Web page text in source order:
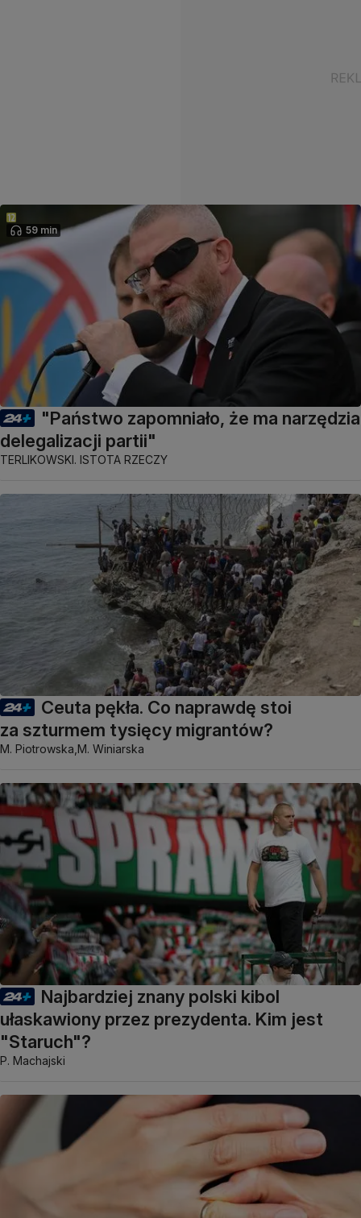
59 min
"Państwo zapomniało, że ma narzędzia
delegalizacji partii"
TERLIKOWSKI. ISTOTA RZECZY
Ceuta pękła. Co naprawdę stoi
za szturmem tysięcy migrantów?
M. Piotrowska, M. Winiarska
Najbardziej znany polski kibol
ułaskawiony przez prezydenta. Kim jest
"Staruch"?
P. Machajski